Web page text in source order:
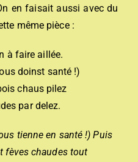
en faisait aussi avec du
même pièce :
à faire aillée.
doinst santé !)
chaus pilez
par delez.
tienne en santé !) Puis
fèves chaudes tout